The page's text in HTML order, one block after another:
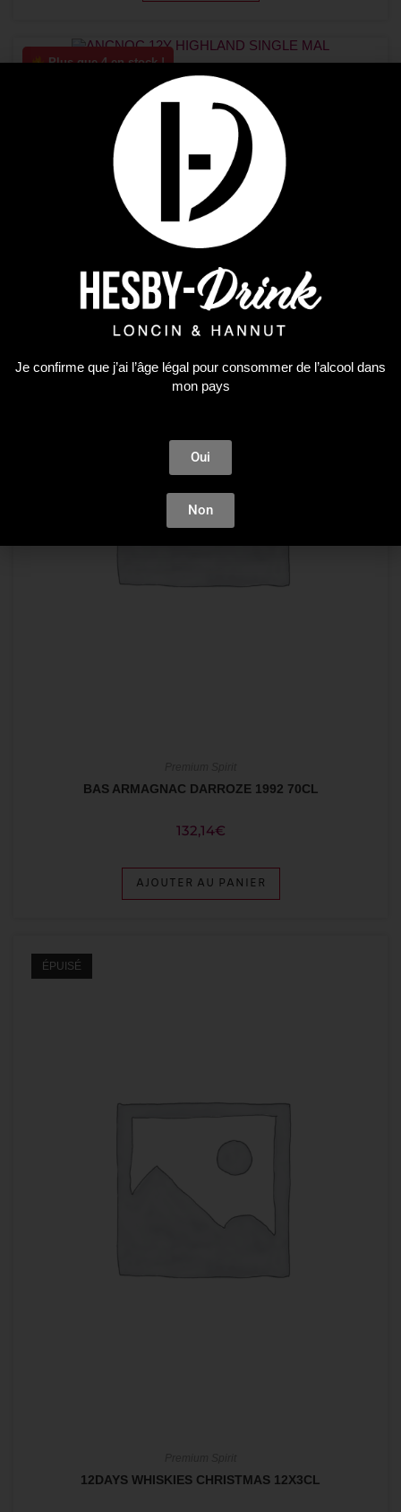
Plus que 4 en stock !
Premium Spirit
ANCNOC 12Y HIGHLAND SINGLE MAL
AJOUTER AU PANIER
Plus que 1 en stock !
BAS ARMAGNAC DARROZE 1992 70CL
132,14€
AJOUTER AU PANIER
ÉPUISÉ
12DAYS WHISKIES CHRISTMAS 12X3CL
Je confirme que j’ai l’âge légal pour consommer de l’alcool dans
mon pays
Oui
Non